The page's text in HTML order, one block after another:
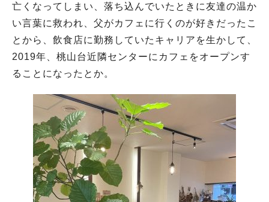
亡くなってしまい、落ち込んでいたときに友達の温か
い言葉に救われ、父がカフェに行くのが好きだったこ
とから、飲食店に勤務していたキャリアを生かして、
2019年、桃山台近隣センターにカフェをオープンす
ることになったとか。